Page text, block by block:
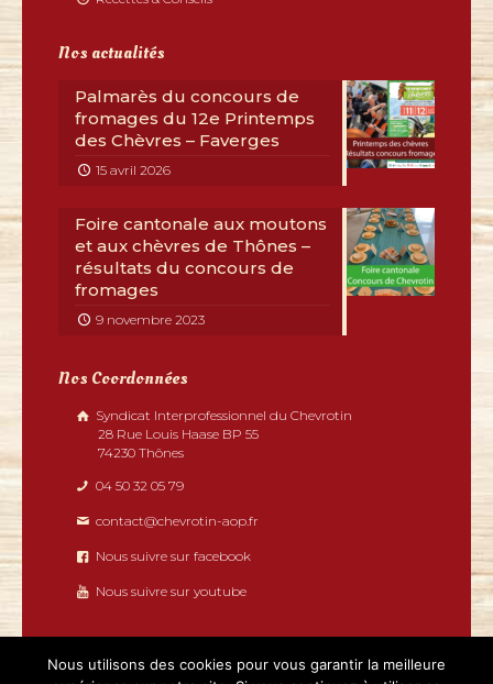
Nos actualités
Palmarès du concours de
fromages du 12e Printemps
des Chèvres – Faverges
15 avril 2026
Foire cantonale aux moutons
et aux chèvres de Thônes –
résultats du concours de
fromages
9 novembre 2023
Nos Coordonnées
Syndicat Interprofessionnel du Chevrotin
28 Rue Louis Haase BP 55
74230 Thônes
04 50 32 05 79
contact@chevrotin-aop.fr
Nous suivre sur facebook
Nous suivre sur youtube
Nous utilisons des cookies pour vous garantir la meilleure